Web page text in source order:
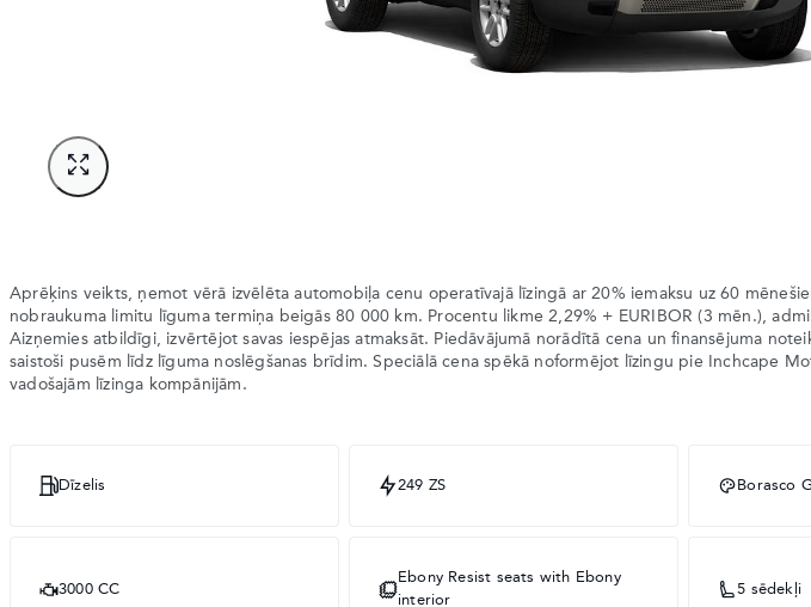
Aprēķins veikts, ņemot vērā izvēlēta automobiļa cenu operatīvajā līzingā ar 20% iemaksu uz 60
nobraukuma limitu līguma termiņa beigās 80 000 km. Procentu likme 2,29% + EURIBOR (3 mēn.),
Aizņemies atbildīgi, izvērtējot savas iespējas atmaksāt. Piedāvājumā norādītā cena un finansējuma
saistoši pusēm līdz līguma noslēgšanas brīdim. Speciālā cena spēkā noformējot līzingu pie Inchcape
vadošajām līzinga kompānijām.
Dīzelis 249 ZS Borasco
3000 CC
Ebony Resist seats with Ebony
interior
5 sēdekļi